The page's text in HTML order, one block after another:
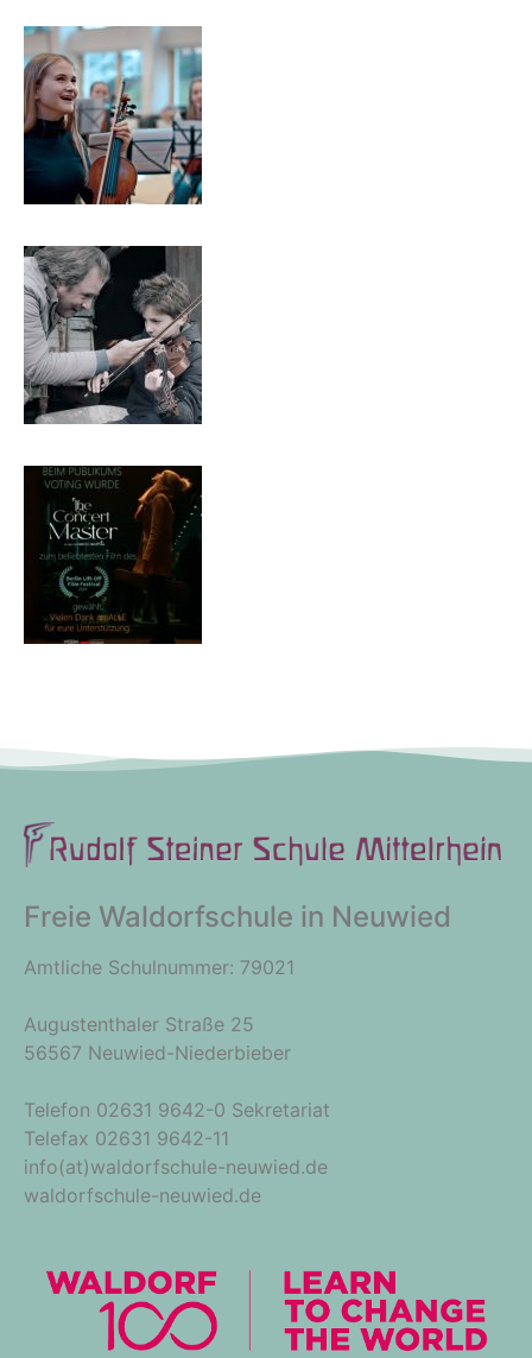
Freie Waldorfschule in Neuwied
Amtliche Schulnummer: 79021
Augustenthaler Straße 25
56567 Neuwied-Niederbieber
Telefon 02631 9642-0 Sekretariat
Telefax 02631 9642-11
info(at)waldorfschule-neuwied.de
waldorfschule-neuwied.de